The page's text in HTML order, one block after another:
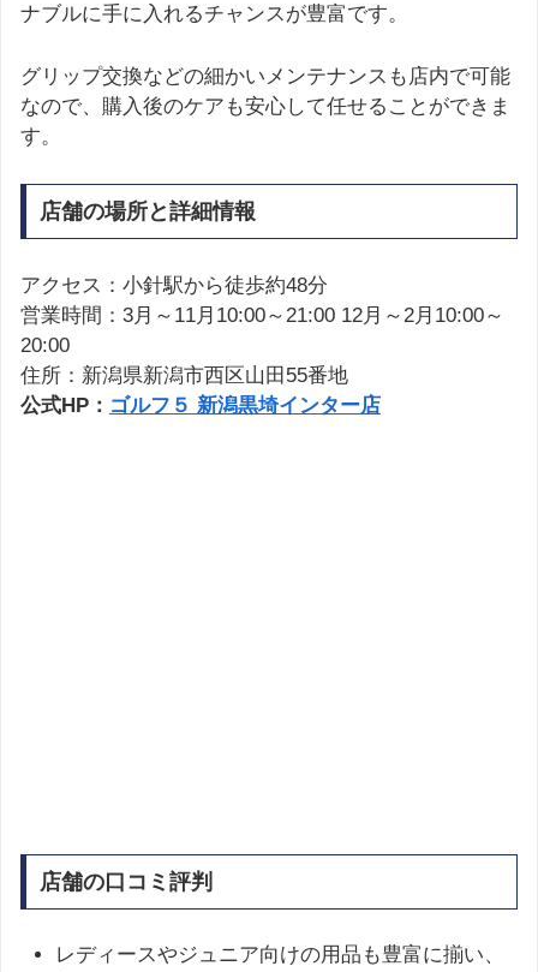
ナブルに手に入れるチャンスが豊富です。
グリップ交換などの細かいメンテナンスも店内で可能
なので、購入後のケアも安心して任せることができま
す。
店舗の場所と詳細情報
アクセス：小針駅から徒歩約48分
営業時間：3月～11月10:00～21:00 12月～2月10:00～
20:00
住所：新潟県新潟市西区山田55番地
公式HP： ゴルフ５ 新潟黒埼インター店
店舗の口コミ評判
レディースやジュニア向けの用品も豊富に揃い、